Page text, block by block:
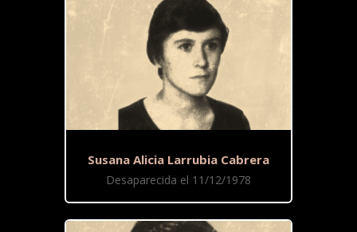
Susana Alicia Larrubia Cabrera
Desaparecida el 11/12/1978